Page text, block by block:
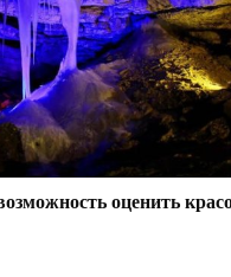
оценить